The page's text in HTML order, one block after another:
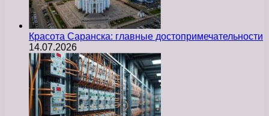
Красота Саранска: главные достопримечательности
14.07.2026